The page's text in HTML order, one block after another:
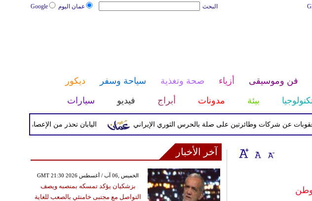
عمان اليوم Google البحث
فن وموسيقى أزياء صحة وتغذية سياحة وسفر
ديكور
بيئة مدونات أبراج فيديو سيارات
اليابان تحذر من الإعصار دولفين ورياح شركات وطائرتين على صلة بالحرس الثوري الإيراني
آخر الأخبار
GMT 21:30 2026 الخميس ,06 آب / أغسطس
بزشكيان يؤكد تمسكه بمنصبه ويصف
التواصل مع مجتبى خامنئي بالصعب للغاية